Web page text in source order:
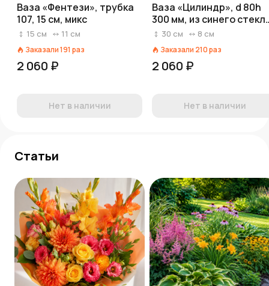
Ваза «Фентези», трубка
107, 15 см, микс
15 см 11 см
Заказали191 раз
2 060 ₽
Нет в наличии
Ваза «Цилиндр», d 80h
300 мм, из синего
(без декора)
30 см 8 см
Заказали 210раз
2 060 ₽
Нет в наличии
Статьи